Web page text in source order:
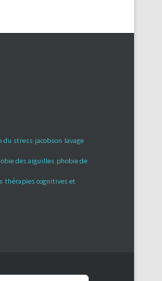
du stress jacobson lavage
des aiguilles phobie de
thérapies cognitives et